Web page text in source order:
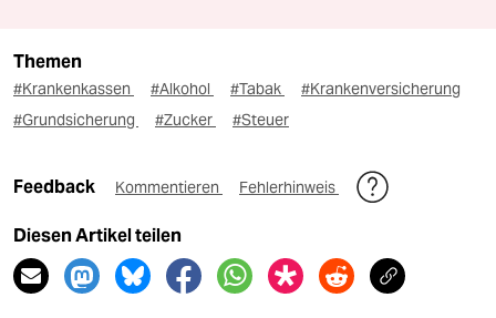
Themen
#Krankenkassen #Alkohol #Tabak
#Krankenversicherung
#Grundsicherung
#Zucker #Steuer
Feedback Kommentieren Fehlerhinweis
Diesen Artikel teilen